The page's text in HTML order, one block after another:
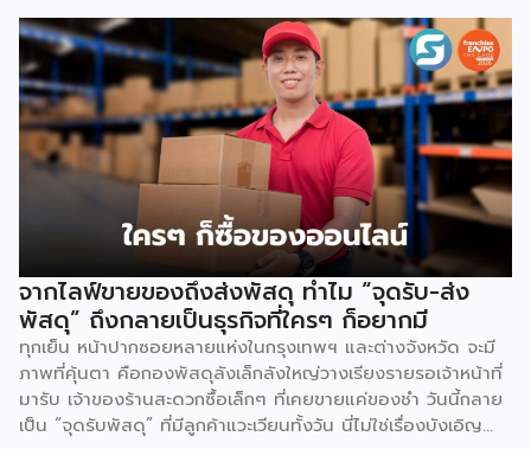
เกษตรแปรรูปมูลค่าสูงที่มีศักยภาพโดดเด่นในตลาดโลก ปัจจัยขับ
เคลื่อนสำคัญมาจากพฤติกรรมผู้บริโภคทั่วโลกที่ให้ความสำคัญกับ
การดูแลสัตว์เลี้ยงเสมือนสมาชิกในครอบครัว (Pet
Humanization) ส่งผลให้ความต้องการอาหารสัตว์เลี้ยงที่มี
คุณภาพ ปลอดภัย มีคุณค่าทางโภชนาการสูง และตอบโจทย์
สุขภาพเฉพาะด้านเพิ่มสูงขึ้นตามไปด้วย ความแข็งแกร่งของ
อุตสาหกรรมนี้สะท้อนผ่านตัวเลขการส่งออกอย่างชัดเจน โดยในปี
2568 ไทยส่งออกอาหารสัตว์เลี้ยงมูลค่ารวมสูงถึง 3,276.26
ล้านเหรียญสหรัฐ (ประมาณ 107,470 ล้านบาท) ขยายตัวร้อยละ
8.15 จากปี 2567 ที่มีมูลค่า 3,029.42 ล้านเหรียญสหรัฐ
(106,391 ล้านบาท) ตัวเลขดังกล่าวตอกย้ำความสามารถของไทย
ในการรักษาฐานการส่งออกในตลาดโลก แม้จะต้องเผชิญภาวะ
เศรษฐกิจโลกชะลอตัวและแรงกดดันด้านค่าครองชีพ ส่งผลให้ในปี
2568 ไทยยังคงครองตำแหน่งผู้ส่งออกอาหารสัตว์เลี้ยงอันดับ 2
ของโลก ด้วยสัดส่วนร้อยละ 10.2 ของมูลค่าการส่งออกทั่วโลก
เป็นรองเพียงเยอรมนีที่มีสัดส่วนร้อยละ 12.1 เท่านั้น […]
จากไลฟ์ขายของถึงส่งพัสดุ ทำไม “จุดรับ-ส่ง
พัสดุ” ถึงกลายเป็นธุรกิจที่ใครๆ ก็อยากมี
ทุกเย็น หน้าปากซอยหลายแห่งในกรุงเทพฯ และต่างจังหวัด จะมี
ภาพที่คุ้นตา คือกองพัสดุลังเล็กลังใหญ่วางเรียงรายรอเจ้าหน้าที่
มารับ เจ้าของร้านสะดวกซื้อเล็กๆ ที่เคยขายแค่ของชำ วันนี้กลาย
เป็น “จุดรับพัสดุ” ที่มีลูกค้าแวะเวียนทั้งวัน นี่ไม่ใช่เรื่องบังเอิญ